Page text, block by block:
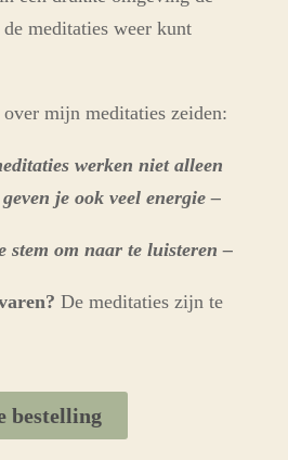
meditaties weer kunt
mijn meditaties zeiden:
werken niet alleen
je ook veel energie –
stem om naar te luisteren –
De meditaties zijn te
bestelling